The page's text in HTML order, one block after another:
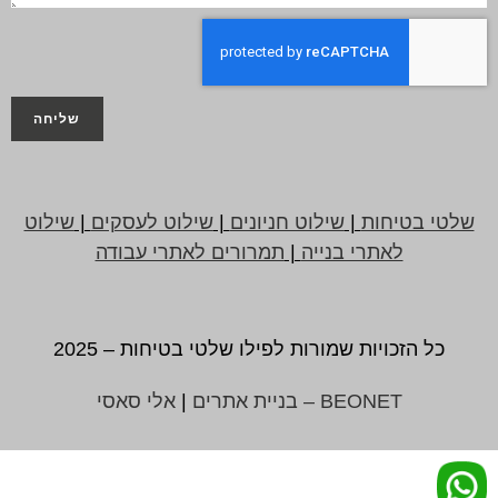
שליחה
שלטי בטיחות |שילוט חניונים |שילוט לעסקים |שילוט
לאתרי בנייה | תמרורים לאתרי עבודה
כל הזכויות שמורות לפילו שלטי בטיחות – 2025
BEONET – בניית אתרים |אלי סאסי